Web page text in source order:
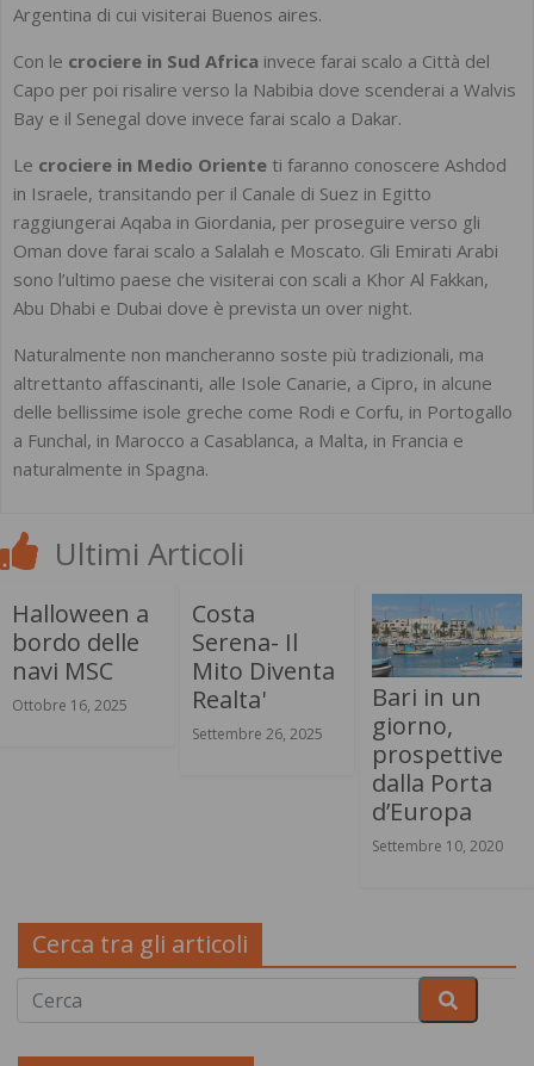
Argentina di cui visiterai Buenos aires.
Con le crociere in Sud Africa invece farai scalo a Città del
Capo per poi risalire verso la Nabibia dove scenderai a Walvis
Bay e il Senegal dove invece farai scalo a Dakar.
Le crociere in Medio Oriente ti faranno conoscere Ashdod
in Israele, transitando per il Canale di Suez in Egitto
raggiungerai Aqaba in Giordania, per proseguire verso gli
Oman dove farai scalo a Salalah e Moscato. Gli Emirati Arabi
sono l’ultimo paese che visiterai con scali a Khor Al Fakkan,
Abu Dhabi e Dubai dove è prevista un over night.
Naturalmente non mancheranno soste più tradizionali, ma
altrettanto affascinanti, alle Isole Canarie, a Cipro, in alcune
delle bellissime isole greche come Rodi e Corfu, in Portogallo
a Funchal, in Marocco a Casablanca, a Malta, in Francia e
naturalmente in Spagna.
Ultimi Articoli
Halloween a
bordo delle
navi MSC
Ottobre 16, 2025
Costa
Serena- Il
Mito Diventa
Realta'
Settembre 26, 2025
Bari in un
giorno,
prospettive
dalla Porta
d’Europa
Settembre 10, 2020
Cerca tra gli articoli